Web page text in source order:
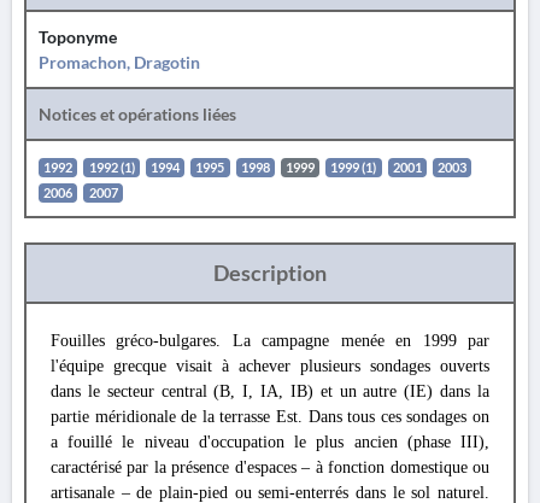
Toponyme
Promachon, Dragotin
Notices et opérations liées
1992 1992 (1) 1994 1995 1998 1999 1999 (1) 2001
2003
2006
2007
Description
Fouilles gréco-bulgares. La campagne menée en 1999 par
l'équipe grecque visait à achever plusieurs sondages ouverts
dans le secteur central (B, I, IA, IB) et un autre (IE) dans la
partie méridionale de la terrasse Est. Dans tous ces sondages on
a fouillé le niveau d'occupation le plus ancien (phase III),
caractérisé par la présence d'espaces – à fonction domestique ou
artisanale – de plain-pied ou semi-enterrés dans le sol naturel.